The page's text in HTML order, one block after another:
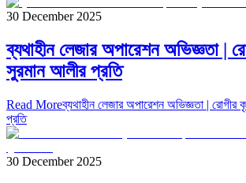
30 December 2025
ব্যথাহীন লেজার অপারেশন অভিজ্ঞতা |
সুরমান আলীর প্রতি
Read Moreব্যথাহীন লেজার অপারেশন অভিজ্ঞতা | রোগীর
প্রতি
30 December 2025